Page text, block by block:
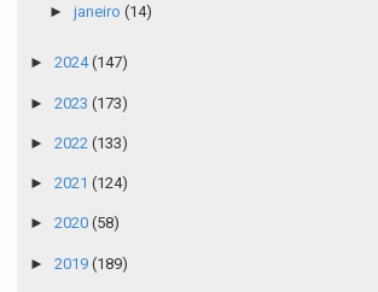
► janeiro (14)
► 2024(147)
► 2023 (173)
► 2022 (133)
► 2021 (124)
► 2020 (58)
► 2019 (189)